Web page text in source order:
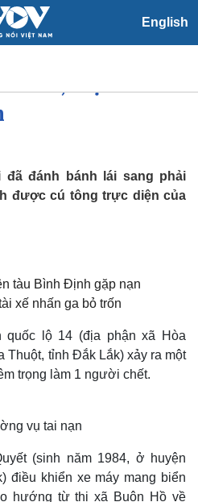
English
Tin 24h
Dự báo thời tiết
đánh bánh lái sang phải
được cú tông trực diện của
tàu Bình Định gặp nạn
xế nhấn ga bỏ trốn
quốc lộ 14 (địa phận xã Hòa
Thuột, tỉnh Đắk Lắk) xảy ra một
trọng làm 1 người chết.
vụ tai nạn
(sinh năm 1984, ở huyện
điều khiển xe máy mang biển
hướng từ thị xã Buôn Hồ về